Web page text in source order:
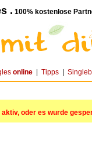
. 100% kostenlose
online Tipps
aktiv, oder es wurde